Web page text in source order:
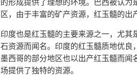
的形成提供了理想的环境。巴西被认
区，由于丰富的矿产资源，红玉髓的出
印度也是红玉髓的主要来源之一，尤
石资源而闻名。印度的红玉髓质地优
墨西哥的部分地区也以出产红玉髓而
场提供了独特的资源。